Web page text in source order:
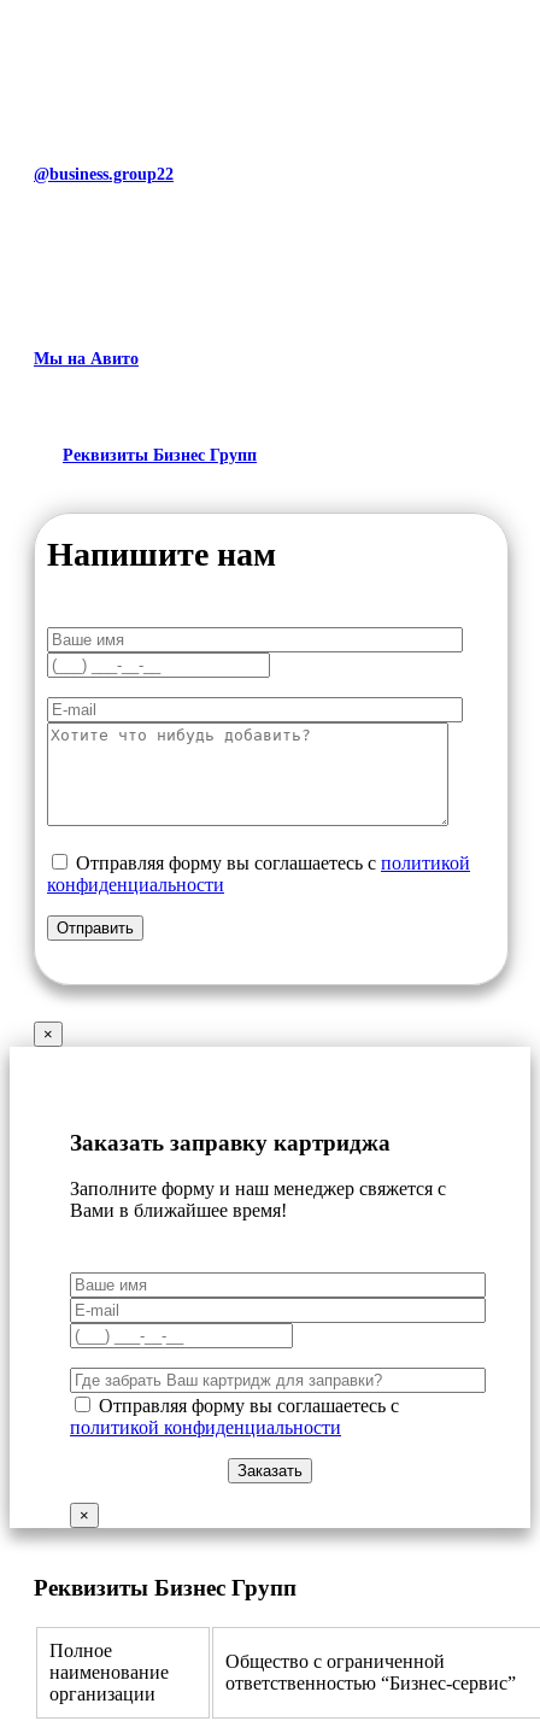
@business.group22
Мы на Авито
Реквизиты Бизнес Групп
Напишите нам
Отправляя форму вы соглашаетесь с политикой
конфиденциальности
×
Заказать заправку картриджа
Заполните форму и наш менеджер свяжется с
Вами в ближайшее время!
Отправляя форму вы соглашаетесь с
политикой конфиденциальности
×
Реквизиты Бизнес Групп
Полное
наименование
организации
Общество с ограниченной
ответственностью “Бизнес-сервис”